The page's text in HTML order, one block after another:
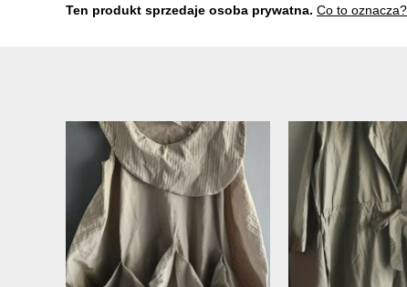
Ten produkt sprzedaje osoba prywatna. Co to oznacza?